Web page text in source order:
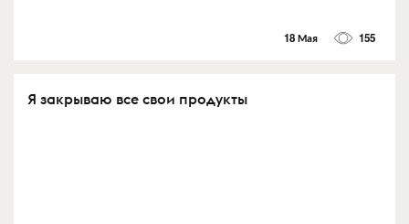
18 Мая 155
Я закрываю все свои продукты